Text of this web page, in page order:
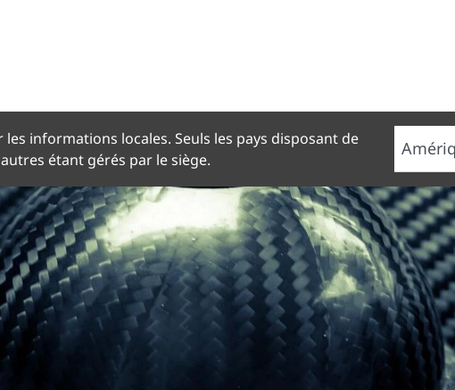
informations locales. Seuls les pays disposant de
étant gérés par le siège.